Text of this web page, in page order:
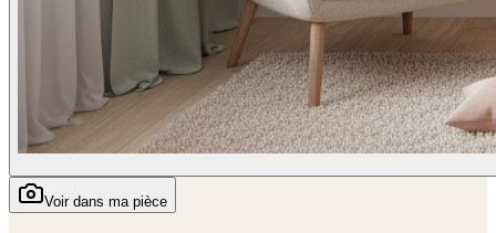
Voir dans ma pièce